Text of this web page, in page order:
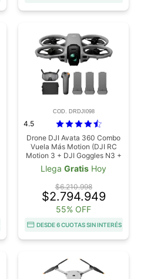
COD. DRDJI098
4.5
Drone DJI Avata 360 Combo
Vuela Más Motion (DJI RC
Motion 3 + DJI Goggles N3 +
3 Baterías de Vuelo
Inteligente), Imagen 360° de
1", 8K para FPV y Filmación
Aérea, Protector de Hélices,
Tiempo de Vuelo Extendido
Llega Gratis Hoy
$6.210.998
$2.794.949
55% OFF
DESDE 6 CUOTAS SIN INTERÉS